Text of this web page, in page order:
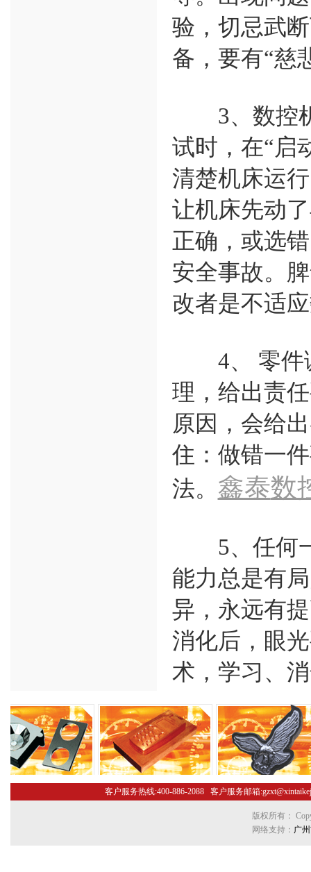
验，切忌武
备，要有“慈
3、数控机
试时，在“启
清楚机床运
让机床先动
正确，或选
安全事故。
改者是不适
4、 零件调
理，给出责
原因，会给
住：做错一
法。 鑫泰数
5、任何一
能力总是有
异，永远有
消化后，眼
术，学习、
客户服务热线:400-886-2088 客户服务邮箱
版权所有：
网络支持： 广